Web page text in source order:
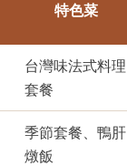
特色菜
台灣味法式料理
套餐
季節套餐、鴨肝
燉飯